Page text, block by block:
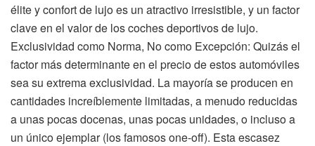
élite y confort de lujo es un atractivo irresistible, y un factor
clave en el valor de los coches deportivos de lujo.
Exclusividad como Norma, No como Excepción: Quizás el
factor más determinante en el precio de estos automóviles
sea su extrema exclusividad. La mayoría se producen en
cantidades increíblemente limitadas, a menudo reducidas
a unas pocas docenas, unas pocas unidades, o incluso a
un único ejemplar (los famosos one-off). Esta escasez